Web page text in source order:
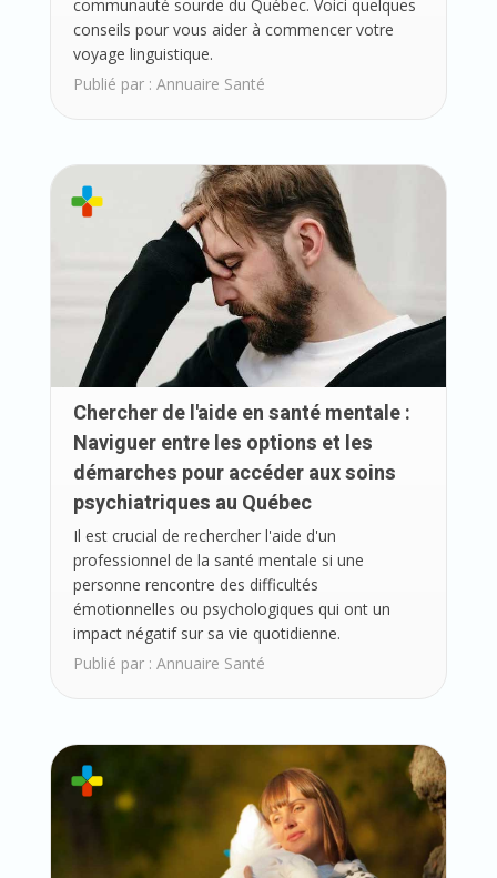
communauté sourde du Québec. Voici quelques
conseils pour vous aider à commencer votre
voyage linguistique.
Publié par : Annuaire Santé
Chercher de l'aide en santé mentale :
Naviguer entre les options et les
démarches pour accéder aux soins
psychiatriques au Québec
Il est crucial de rechercher l'aide d'un
professionnel de la santé mentale si une
personne rencontre des difficultés
émotionnelles ou psychologiques qui ont un
impact négatif sur sa vie quotidienne.
Publié par : Annuaire Santé